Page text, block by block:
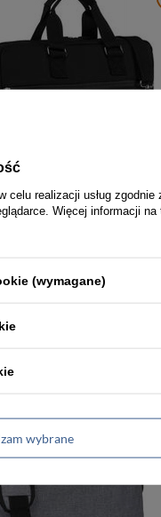
-5%
157,00 zł
celu realizacji usług zgodnie
Więcej informacji
(wymagane)
wybrane